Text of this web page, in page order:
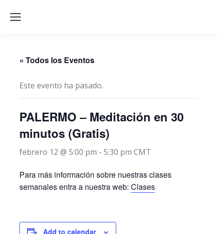
« Todos los Eventos
Este evento ha pasado.
PALERMO – Meditación en 30
minutos (Gratis)
febrero 12 @ 5:00 pm - 5:30 pm CMT
Para más información sobre nuestras clases
semanales entra a nuestra web: Clases
Add to calendar